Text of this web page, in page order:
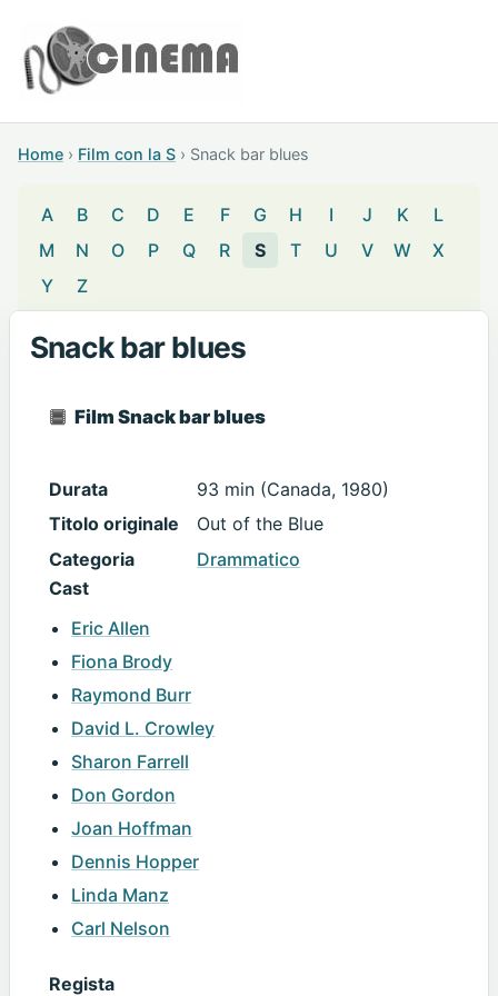
Home › Film con la S › Snack bar blues
A B C D E F G H I J K
L
M
N O P Q R S T U V W
X
Y
Z
Snack bar blues
Film Snack bar blues
Durata
93 min (Canada, 1980)
Titolo originale
Out of the Blue
Categoria
Drammatico
Cast
Eric Allen
Fiona Brody
Raymond Burr
David L. Crowley
Sharon Farrell
Don Gordon
Joan Hoffman
Dennis Hopper
Linda Manz
Carl Nelson
Regista